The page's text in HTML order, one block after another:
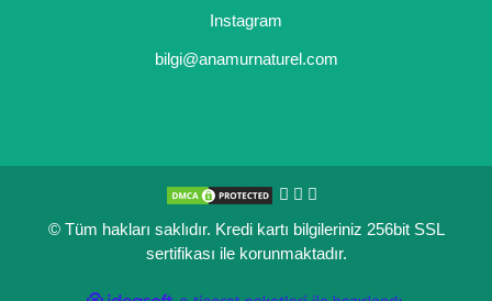
Instagram
bilgi@anamurnaturel.com
© Tüm hakları saklıdır. Kredi kartı bilgileriniz 256bit SSL
sertifikası ile korunmaktadır.